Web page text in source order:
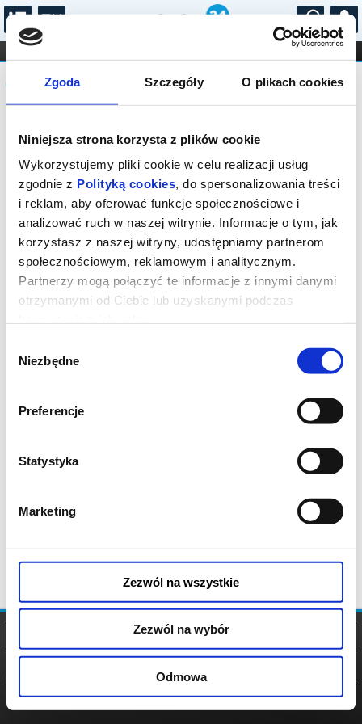
Zgoda Szczegóły O plikach cookies
Niniejsza strona korzysta z plików cookie
Wykorzystujemy pliki cookie w celu realizacji usług
zgodnie z Polityką cookies, do spersonalizowania treści
i reklam, aby oferować funkcje społecznościowe i
analizować ruch w naszej witrynie. Informacje o tym, jak
korzystasz z naszej witryny, udostępniamy partnerom
społecznościowym, reklamowym i analitycznym.
Partnerzy mogą połączyć te informacje z innymi danymi
otrzymanymi od Ciebie lub uzyskanymi podczas
zgody
Niezbędne
Preferencje
Statystyka
Marketing
Zezwól na wszystkie
Zezwól na wybór
Odmowa
...
FILHARMONIA OPERA I BALET
STAND-UP
DLA DZIECI
Komunikat
Sprzedaż biletów on-line na wydarzenie
została zakończona.
POLITYKA
POLITYKA